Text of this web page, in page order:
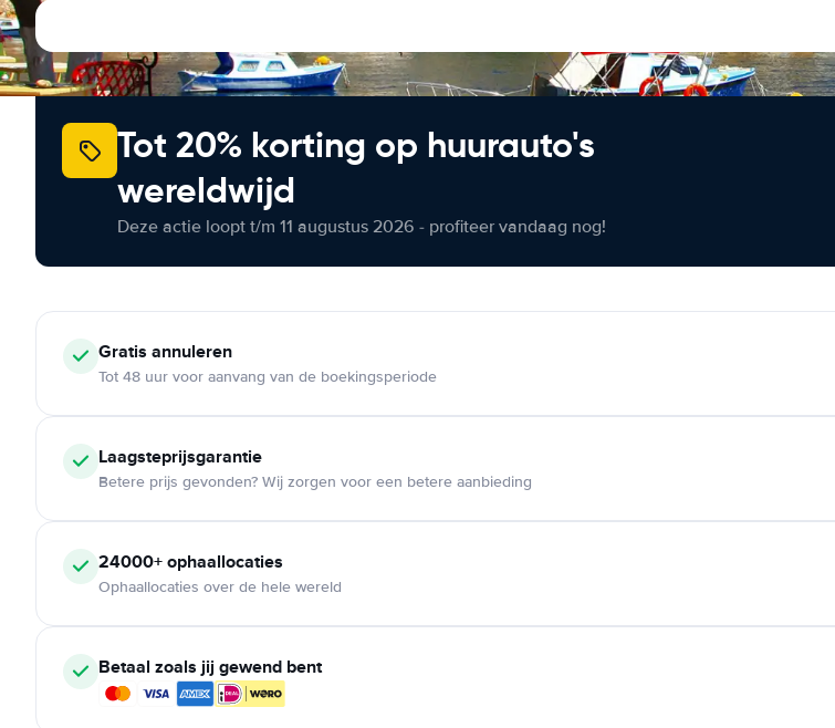
Tot 20% korting op huurauto's
wereldwijd
Deze actie loopt t/m 11 augustus 2026 - profiteer vandaag nog!
Gratis annuleren
Tot 48 uur voor aanvang van de boekingsperiode
Laagsteprijsgarantie
Betere prijs gevonden? Wij zorgen voor een betere aanbieding
24000+ ophaallocaties
Ophaallocaties over de hele wereld
Betaal zoals jij gewend bent